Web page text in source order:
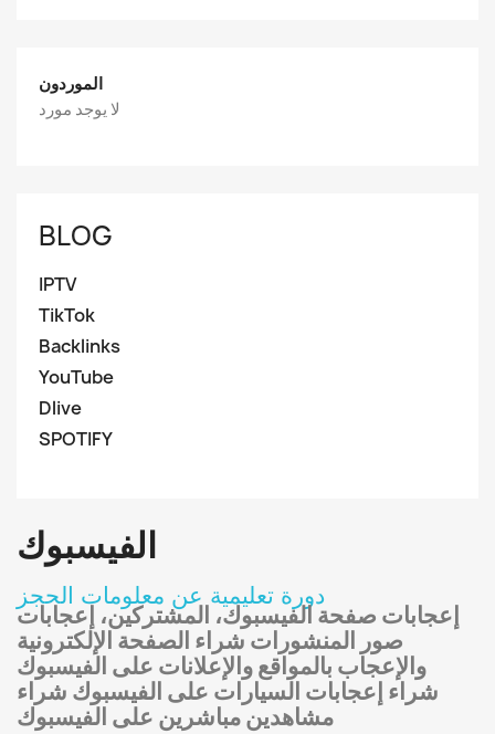
الموردون
لا يوجد مورد
BLOG
IPTV
TikTok
Backlinks
YouTube
Dlive
SPOTIFY
الفيسبوك
دورة تعليمية عن معلومات الحجز
إعجابات صفحة الفيسبوك، المشتركين، إعجابات
صور المنشورات شراء الصفحة الإلكترونية
والإعجاب بالمواقع والإعلانات على الفيسبوك
شراء إعجابات السيارات على الفيسبوك شراء
مشاهدين مباشرين على الفيسبوك